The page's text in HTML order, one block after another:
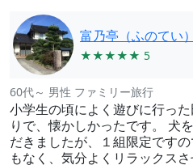
富乃亭（ふのてい）
★★★★★ 5
60代～ 男性 ファミリー旅行
小学生の頃によく遊びに行っ
りで、懐かしかったです。 犬
だきましたが、１組限定です
もなく、気分よくリラックス